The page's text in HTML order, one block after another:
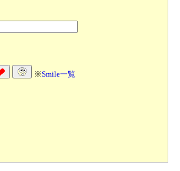
※Smile一覧